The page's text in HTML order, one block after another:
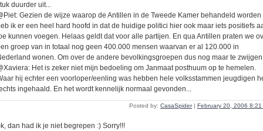
duurder uit...
Gezien de wijze waarop de Antillen in de Tweede Kamer behandeld worden
ik er een heel hard hoofd in dat de huidige politici hier ook maar iets positiefs
kunnen voegen. Helaas geldt dat voor alle partijen. En qua Antillen praten we
groep van in totaal nog geen 400.000 mensen waarvan er al 120.000 in
wonen. Om over de andere bevolkingsgroepen dus nog maar te
Het is zeker niet mijn bedoeling om Janmaat posthuum op te hemelen.
hij echter een voorloper/eenling was hebben hele volksstammen jeugdigen
ingehaald. En het wordt kennelijk normaal gevonden...
Posted by: CasaSpider| February 20, 2006 8:21
dan had ik je niet begrepen :) Sorry!!!